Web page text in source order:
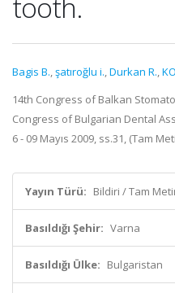
Bagis B.,şatıroğlu i.,Durkan R.,
14th Congress of Balkan
Congress of Bulgarian Dental
6 - 09 Mayıs 2009, ss.31, (Tam
Yayın Türü: Bildiri / Tam
Basıldığı Şehir: Varna
Basıldığı Ülke: Bulgaristan